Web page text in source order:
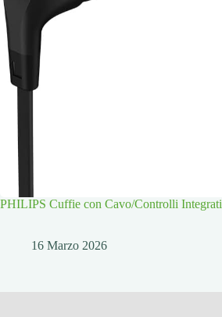
PHILIPS Cuffie con Cavo/Controlli Integrati
16 Marzo 2026